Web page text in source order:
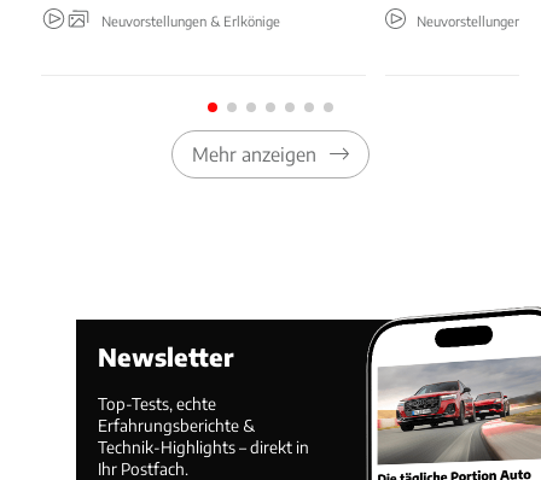
Neuvorstellungen & Erlkönige Neuvorstellungen &
Mehr anzeigen
Newsletter
Top-Tests, echte
Erfahrungsberichte &
Technik-Highlights – direkt in
Ihr Postfach.